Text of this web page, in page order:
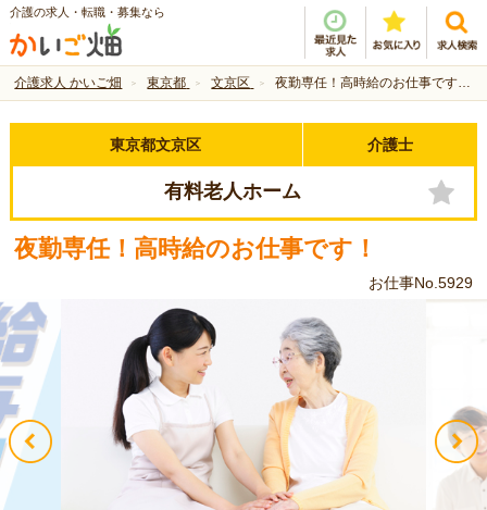
介護の求人・転職・募集なら
介護求人 かいご畑 東京都 文京区 夜勤専任！高時給のお仕事です！
東京都文京区 介護士
有料老人ホーム
夜勤専任！高時給のお仕事です！
お仕事No.5929